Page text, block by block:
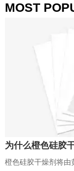
MOST
为什么橙色硅胶
橙色硅胶干燥剂将由